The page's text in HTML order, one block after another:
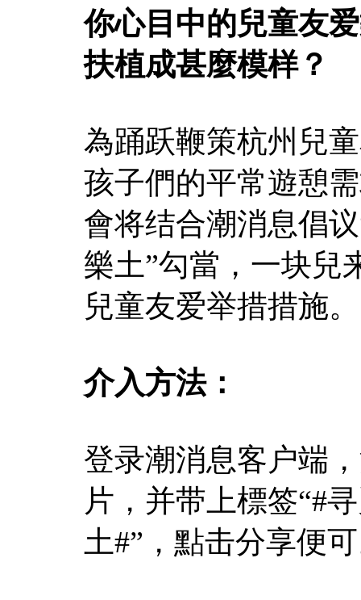
你心目中的兒童友
扶植成甚麼模样？
為踊跃鞭策杭州兒
孩子們的平常遊憩
會将结合潮消息倡
樂土”勾當，一块兒
兒童友爱举措措施。
介入方法：
登录潮消息客户端
片，并带上標签“#
土#”，點击分享便